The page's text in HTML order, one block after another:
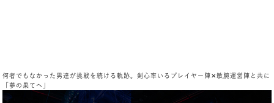
何者でもなかった男達が挑戦を続ける軌跡。剣心率いるプレイヤー陣✕敏腕運営陣と共に
「夢の果てへ」